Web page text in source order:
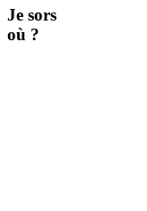
Je sors
où ?